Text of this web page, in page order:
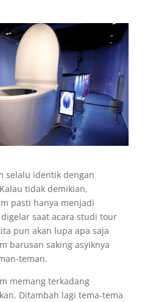
selalu identik dengan
tidak demikian,
pasti hanya menjadi
saat acara studi tour
pun akan lupa apa saja
barusan saking asyiknya
teman.
memang terkadang
Ditambah lagi tema-tema